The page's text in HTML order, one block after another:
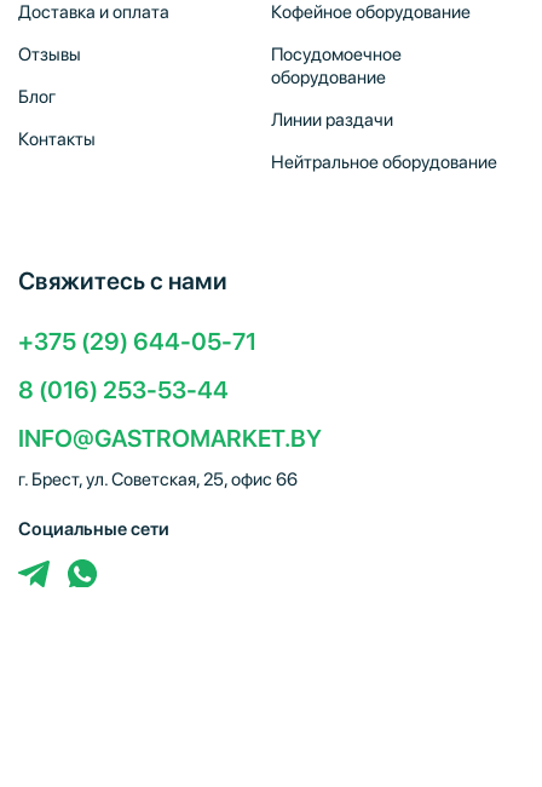
Доставка и оплата
Отзывы
Блог
Контакты
Кофейное оборудование
Посудомоечное
оборудование
Линии раздачи
Нейтральное оборудование
Свяжитесь с нами
+375 (29) 644-05-71
8 (016) 253-53-44
INFO@GASTROMARKET.BY
г. Брест, ул. Советская, 25, офис 66
Социальные сети